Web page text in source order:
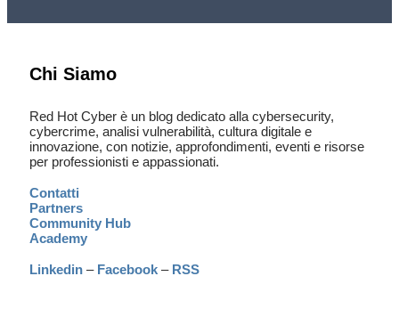
Chi Siamo
Red Hot Cyber è un blog dedicato alla cybersecurity,
cybercrime, analisi vulnerabilità, cultura digitale e
innovazione, con notizie, approfondimenti, eventi e risorse
per professionisti e appassionati.
Contatti
Partners
Community Hub
Academy
Linkedin – Facebook – RSS